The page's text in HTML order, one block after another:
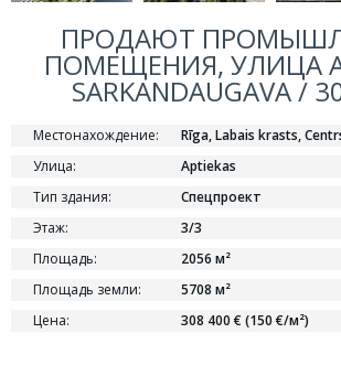
ПРОДАЮТ
ПОМЕЩЕНИЯ, УЛИЦА
SARKANDAUGAVA /
Местонахождение:
Rīga, Labais krasts,
Улица:
Aptiekas
Тип здания:
Спецпроект
Этаж:
3/3
Площадь:
2056 м²
Площадь земли:
5708 м²
Цена:
308 400 € (150 €/м²)